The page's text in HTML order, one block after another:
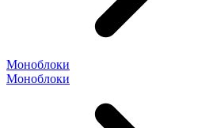
Моноблоки
Моноблоки